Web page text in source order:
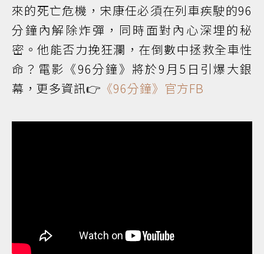
來的死亡危機，宋康任必須在列車疾駛的96
分鐘內解除炸彈，同時面對內心深埋的秘
密。他能否力挽狂瀾，在倒數中拯救全車性
命？電影《96分鐘》將於9月5日引爆大銀
幕，更多資訊👉 《96分鐘》官方FB